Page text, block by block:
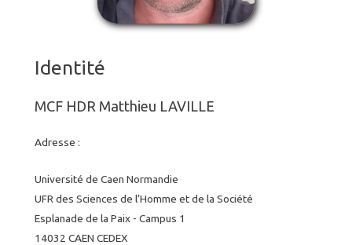
Identité
MCF HDR Matthieu LAVILLE
Adresse :
Université de Caen Normandie
UFR des Sciences de l’Homme et de la Société
Esplanade de la Paix - Campus 1
14032 CAEN CEDEX